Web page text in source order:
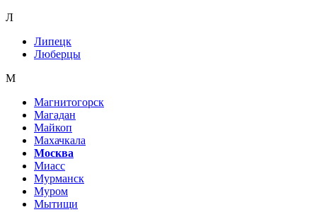
Л
Липецк
Люберцы
М
Магнитогорск
Магадан
Майкоп
Махачкала
Москва
Миасс
Мурманск
Муром
Мытищи